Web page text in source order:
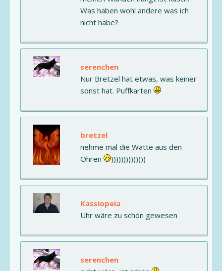
Was haben wohl andere was ich
nicht habe?
serenchen
Nur Bretzel hat etwas, was keiner
sonst hat. Puffkarten
bretzel
nehme mal die Watte aus den
Ohren
))))))))))))))
Kassiopeia
Uhr wäre zu schön gewesen
serenchen